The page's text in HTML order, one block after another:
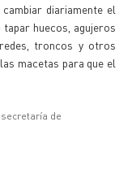
diariamente el
huecos, agujeros
troncos y otros
macetas para que el
de